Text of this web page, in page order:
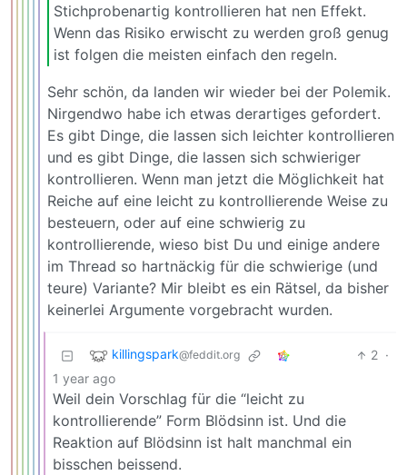
Stichprobenartig kontrollieren hat nen Effekt.
Wenn das Risiko erwischt zu werden groß genug
ist folgen die meisten einfach den regeln.
Sehr schön, da landen wir wieder bei der Polemik.
Nirgendwo habe ich etwas derartiges gefordert.
Es gibt Dinge, die lassen sich leichter kontrollieren
und es gibt Dinge, die lassen sich schwieriger
kontrollieren. Wenn man jetzt die Möglichkeit hat
Reiche auf eine leicht zu kontrollierende Weise zu
besteuern, oder auf eine schwierig zu
kontrollierende, wieso bist Du und einige andere
im Thread so hartnäckig für die schwierige (und
teure) Variante? Mir bleibt es ein Rätsel, da bisher
keinerlei Argumente vorgebracht wurden.
killingspark@feddit.org 2 ·
1 year ago
Weil dein Vorschlag für die “leicht zu
kontrollierende” Form Blödsinn ist. Und die
Reaktion auf Blödsinn ist halt manchmal ein
bisschen beissend.